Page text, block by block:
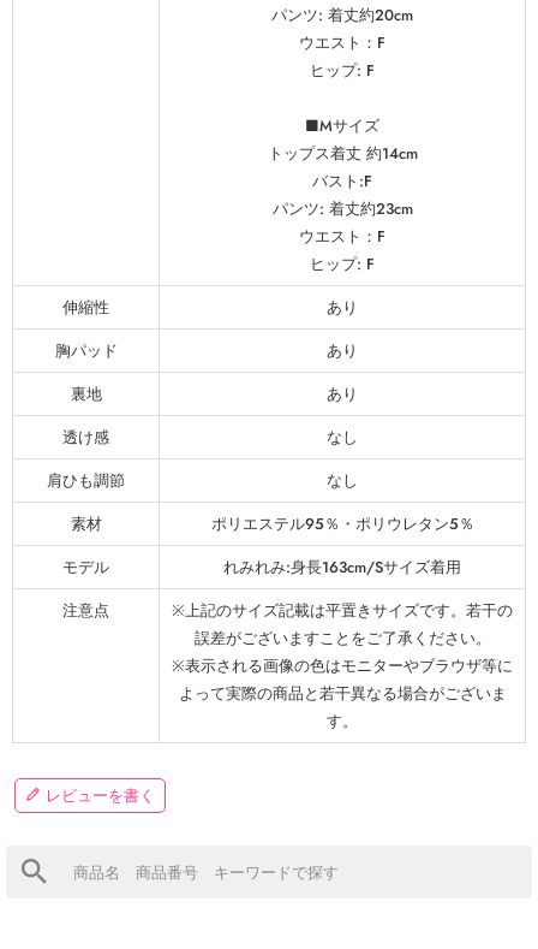
パンツ: 着丈約20cm
ウエスト：F
ヒップ: F
■Mサイズ
トップス着丈 約14cm
バスト:F
パンツ: 着丈約23cm
ウエスト：F
ヒップ: F
伸縮性
あり
胸パッド
あり
裏地
あり
透け感
なし
肩ひも調節
なし
素材
ポリエステル95％・ポリウレタン5％
モデル
れみれみ:身長163cm/Sサイズ着用
注意点
※上記のサイズ記載は平置きサイズです。若干の
誤差がございますことをご了承ください。
※表示される画像の色はモニターやブラウザ等に
よって実際の商品と若干異なる場合がございま
す。
レビューを書く